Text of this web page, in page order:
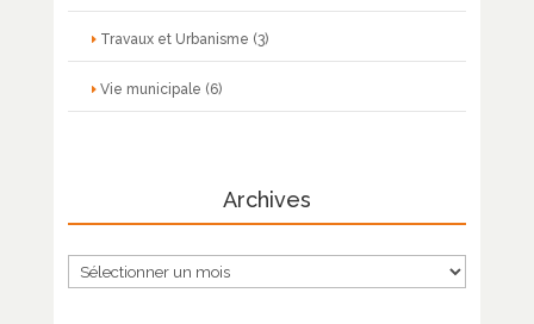
Travaux et Urbanisme (3)
Vie municipale (6)
Archives
Archives